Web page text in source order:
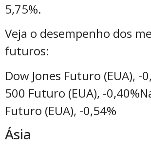
5,75%.
Veja o desempenho dos
futuros:
Dow Jones Futuro (EUA), -
500 Futuro (EUA), -
Futuro (EUA), -0,54%
Ásia